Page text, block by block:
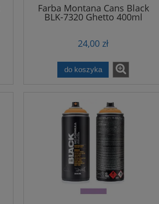
Farba Montana Cans Black
BLK-7320 Ghetto 400ml
24,00 zł
do koszyka